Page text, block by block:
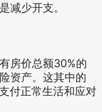
减少开支。
房价总额30%的
资产。这其中的
付正常生活和应对